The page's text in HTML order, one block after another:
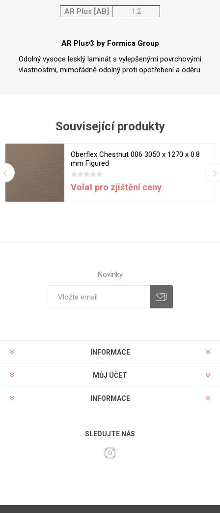
AR Plus [AB]
1.2
AR Plus® by Formica Group
Odolný vysoce lesklý laminát s vylepšenými povrchovými
vlastnostmi, mimořádně odolný proti opotřebení a oděru.
Související produkty
Oberflex Chestnut 006 3050 x 1270 x 0.8
mm Figured
Volat pro zjištění ceny
Novinky
INFORMACE
MŮJ ÚČET
INFORMACE
SLEDUJTE NÁS